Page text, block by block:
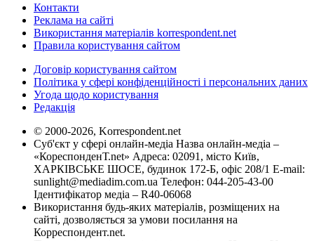
Контакти
Реклама на сайті
Використання матеріалів korrespondent.net
Правила користування сайтом
Договір користування сайтом
Політика у сфері конфіденційності і персональних даних
Угода щодо користування
Редакція
© 2000-2026, Korrespondent.net
Суб'єкт у сфері онлайн-медіа Назва онлайн-медіа –
«КореспонденТ.net» Адреса: 02091, місто Київ,
ХАРКІВСЬКЕ ШОСЕ, будинок 172-Б, офіс 208/1 E-mail:
sunlight@mediadim.com.ua Телефон: 044-205-43-00
Ідентифікатор медіа – R40-06068
Використання будь-яких матеріалів, розміщених на
сайті, дозволяється за умови посилання на
Корреспондент.net.